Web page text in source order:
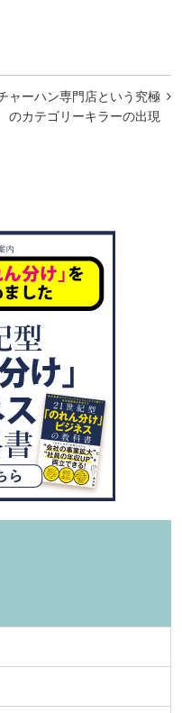
ャーハン専門店という究極
のカテゴリーキラーの出現